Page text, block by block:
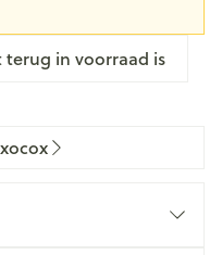
in voorraad is